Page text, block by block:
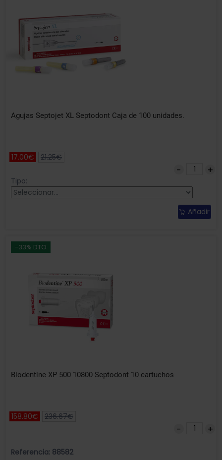
Agujas Septojet XL Septodont Caja de 100 unidades.
17.00€ 21.25€
Tipo:
Añadir
-33% DTO
Biodentine XP 500 10800 Septodont 10 cartuchos
158.80€ 236.67€
Referencia: 88582